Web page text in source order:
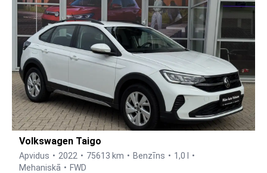
Volkswagen Taigo
Apvidus 2022 75613 km Benzīns
1,0 l
Mehaniskā
FWD